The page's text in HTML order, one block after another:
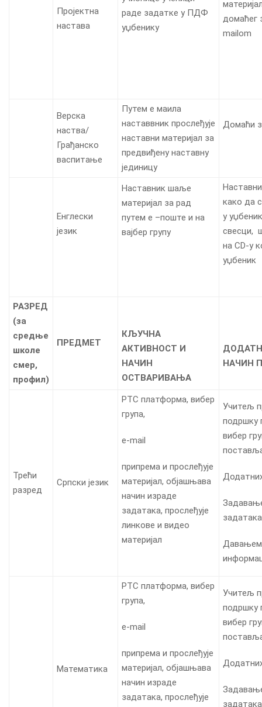
Пројектна
настава
раде задатке у ПДФ
уџбенику
домаћег
mailom
Верска
наства/
Грађанско
васпитање
Путем е маила
наставвник прослеђује
наставни материјал за
предвиђену наставну
јединицу
Домаћи
Енглески
језик
Наставник шаље
материјал за рад
путем е –поште и на
вајбер групу
како да
у
свесци,
на CD-у
уџбеник
РАЗРЕД
(за
средње
школе
смер,
профил)
ПРЕДМЕТ
КЉУЧНА
АКТИВНОСТ И
НАЧИН
ОСТВАРИВАЊА
НАЧИН
Трећи
разред
Српски језик
РТС платформа, вибер
група,
е-mail
припрема и прослеђује
материјал, објашњава
начин израде
задатака, прослеђује
линкове и видео
материјал
Учитељ
подршку
вибер
Давањем
Математика
РТС платформа, вибер
група,
е-mail
припрема и прослеђује
материјал, објашњава
начин израде
задатака, прослеђује
Учитељ
подршку
вибер